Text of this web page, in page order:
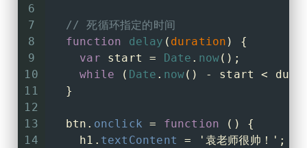
6
7
8
9
10
11
12
13
14
// 死循环指定的时间
function
delay ( duration ) {
var start = Date . now();
while ( Date . now() - start <
  }
  btn.
onclick = function ( ) {
    h1.
textContent = '袁老师很帅！' ;